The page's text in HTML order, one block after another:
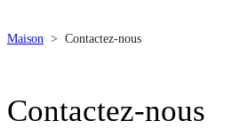
Maison > Contactez-nous
Contactez-nous